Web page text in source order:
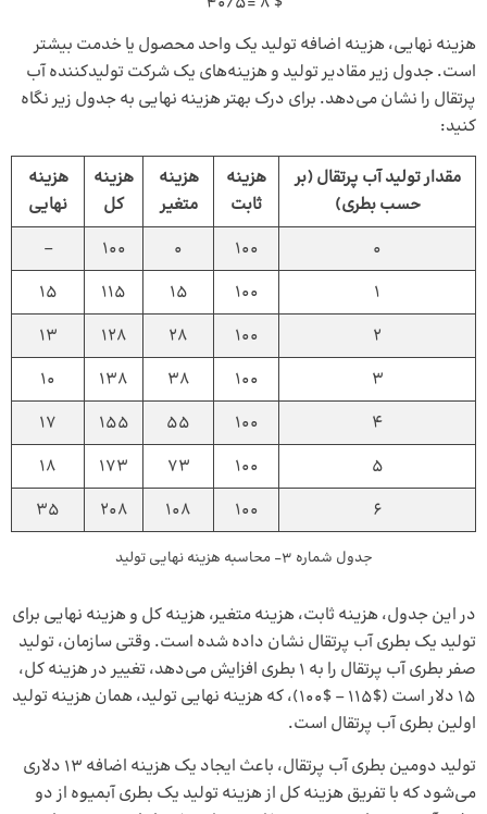
هزینه نهایی، هزینه اضافه‌ تولید یک واحد محصول یا خدمت بیشتر
است. جدول زیر مقادیر تولید و هزینه‌های یک شرکت تولیدکننده آب
پرتقال را نشان می‌دهد. برای درک بهتر هزینه نهایی به جدول زیر نگاه
کنید:
مقدار تولید آب پرتقال (بر
حسب بطری)
هزینه
ثابت
هزینه
متغیر
هزینه
کل
هزینه
نهایی
0
100
0
100
–
1
100
15
115
15
2
100
28
128
13
3
100
38
138
10
4
100
55
155
17
5
100
73
173
18
6
100
108
208
35
جدول شماره 3- محاسبه هزینه نهایی تولید
در این جدول، هزینه ثابت، هزینه متغیر، هزینه کل و هزینه نهایی برای
تولید یک بطری آب پرتقال نشان داده شده است. وقتی سازمان، تولید
صفر بطری آب پرتقال را به 1 بطری افزایش می‌دهد، تغییر در هزینه کل،
15 دلار است ($115 – $100)، که هزینه نهایی تولید، همان هزینه تولید
اولین بطری آب پرتقال است.
تولید دومین بطری آب پرتقال، باعث ایجاد یک هزینه اضافه 13 دلاری
می‌شود که با تفریق هزینه کل از هزینه تولید یک بطری آبمیوه از دو